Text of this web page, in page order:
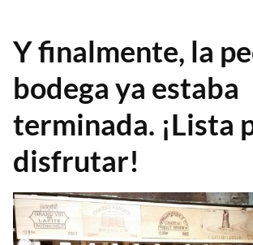
Y finalmente, la
bodega ya estaba
terminada. ¡Lista
disfrutar!